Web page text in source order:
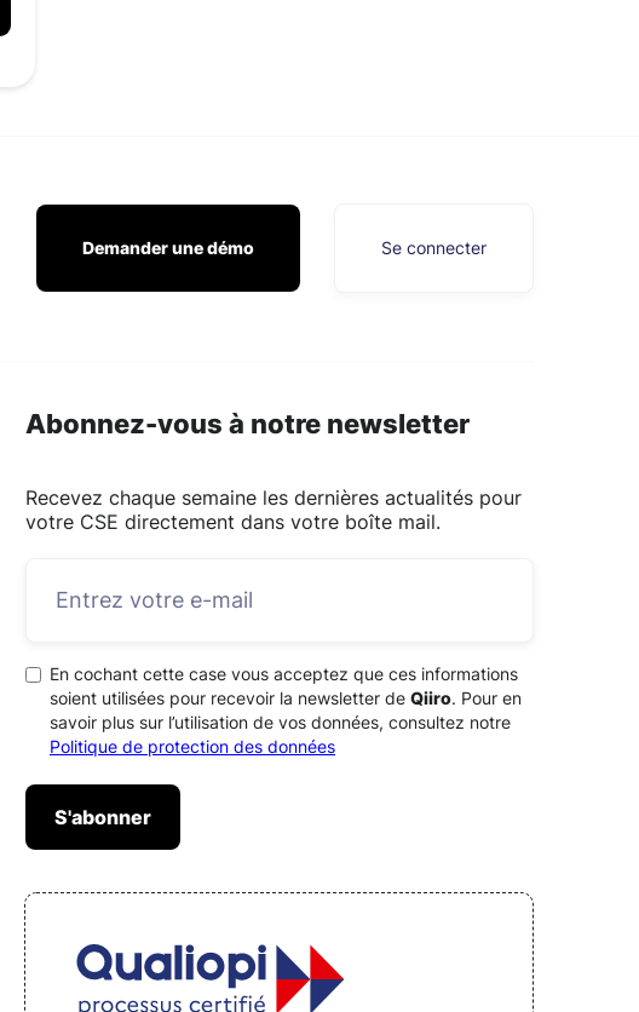
Demander une démo Se connecter
Abonnez-vous à notre newsletter
Recevez chaque semaine les dernières actualités pour
votre CSE directement dans votre boîte mail.
En cochant cette case vous acceptez que ces informations
soient utilisées pour recevoir la newsletter de Qiiro. Pour en
savoir plus sur l’utilisation de vos données, consultez notre
Politique de protection des données